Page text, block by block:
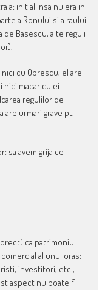
initial insa nu era in
a Ronului si a raului
de Basescu, alte reguli
cu Oprescu, el are
macar cu ei
regulilor de
are urmari grave pt.
sa avem grija ce
ca patrimoniul
al unui oras:
investitori, etc.,
aspect nu poate fi